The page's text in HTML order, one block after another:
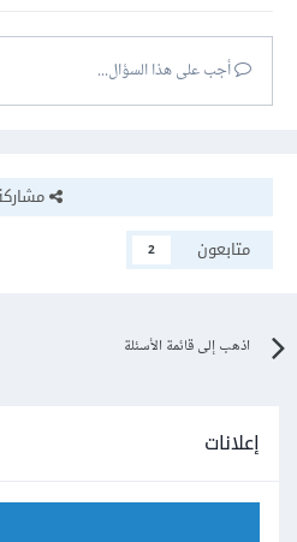
أجب على هذا السؤال...
متابعون
2
اذهب إلى قائمة الأسئلة
إعلانات